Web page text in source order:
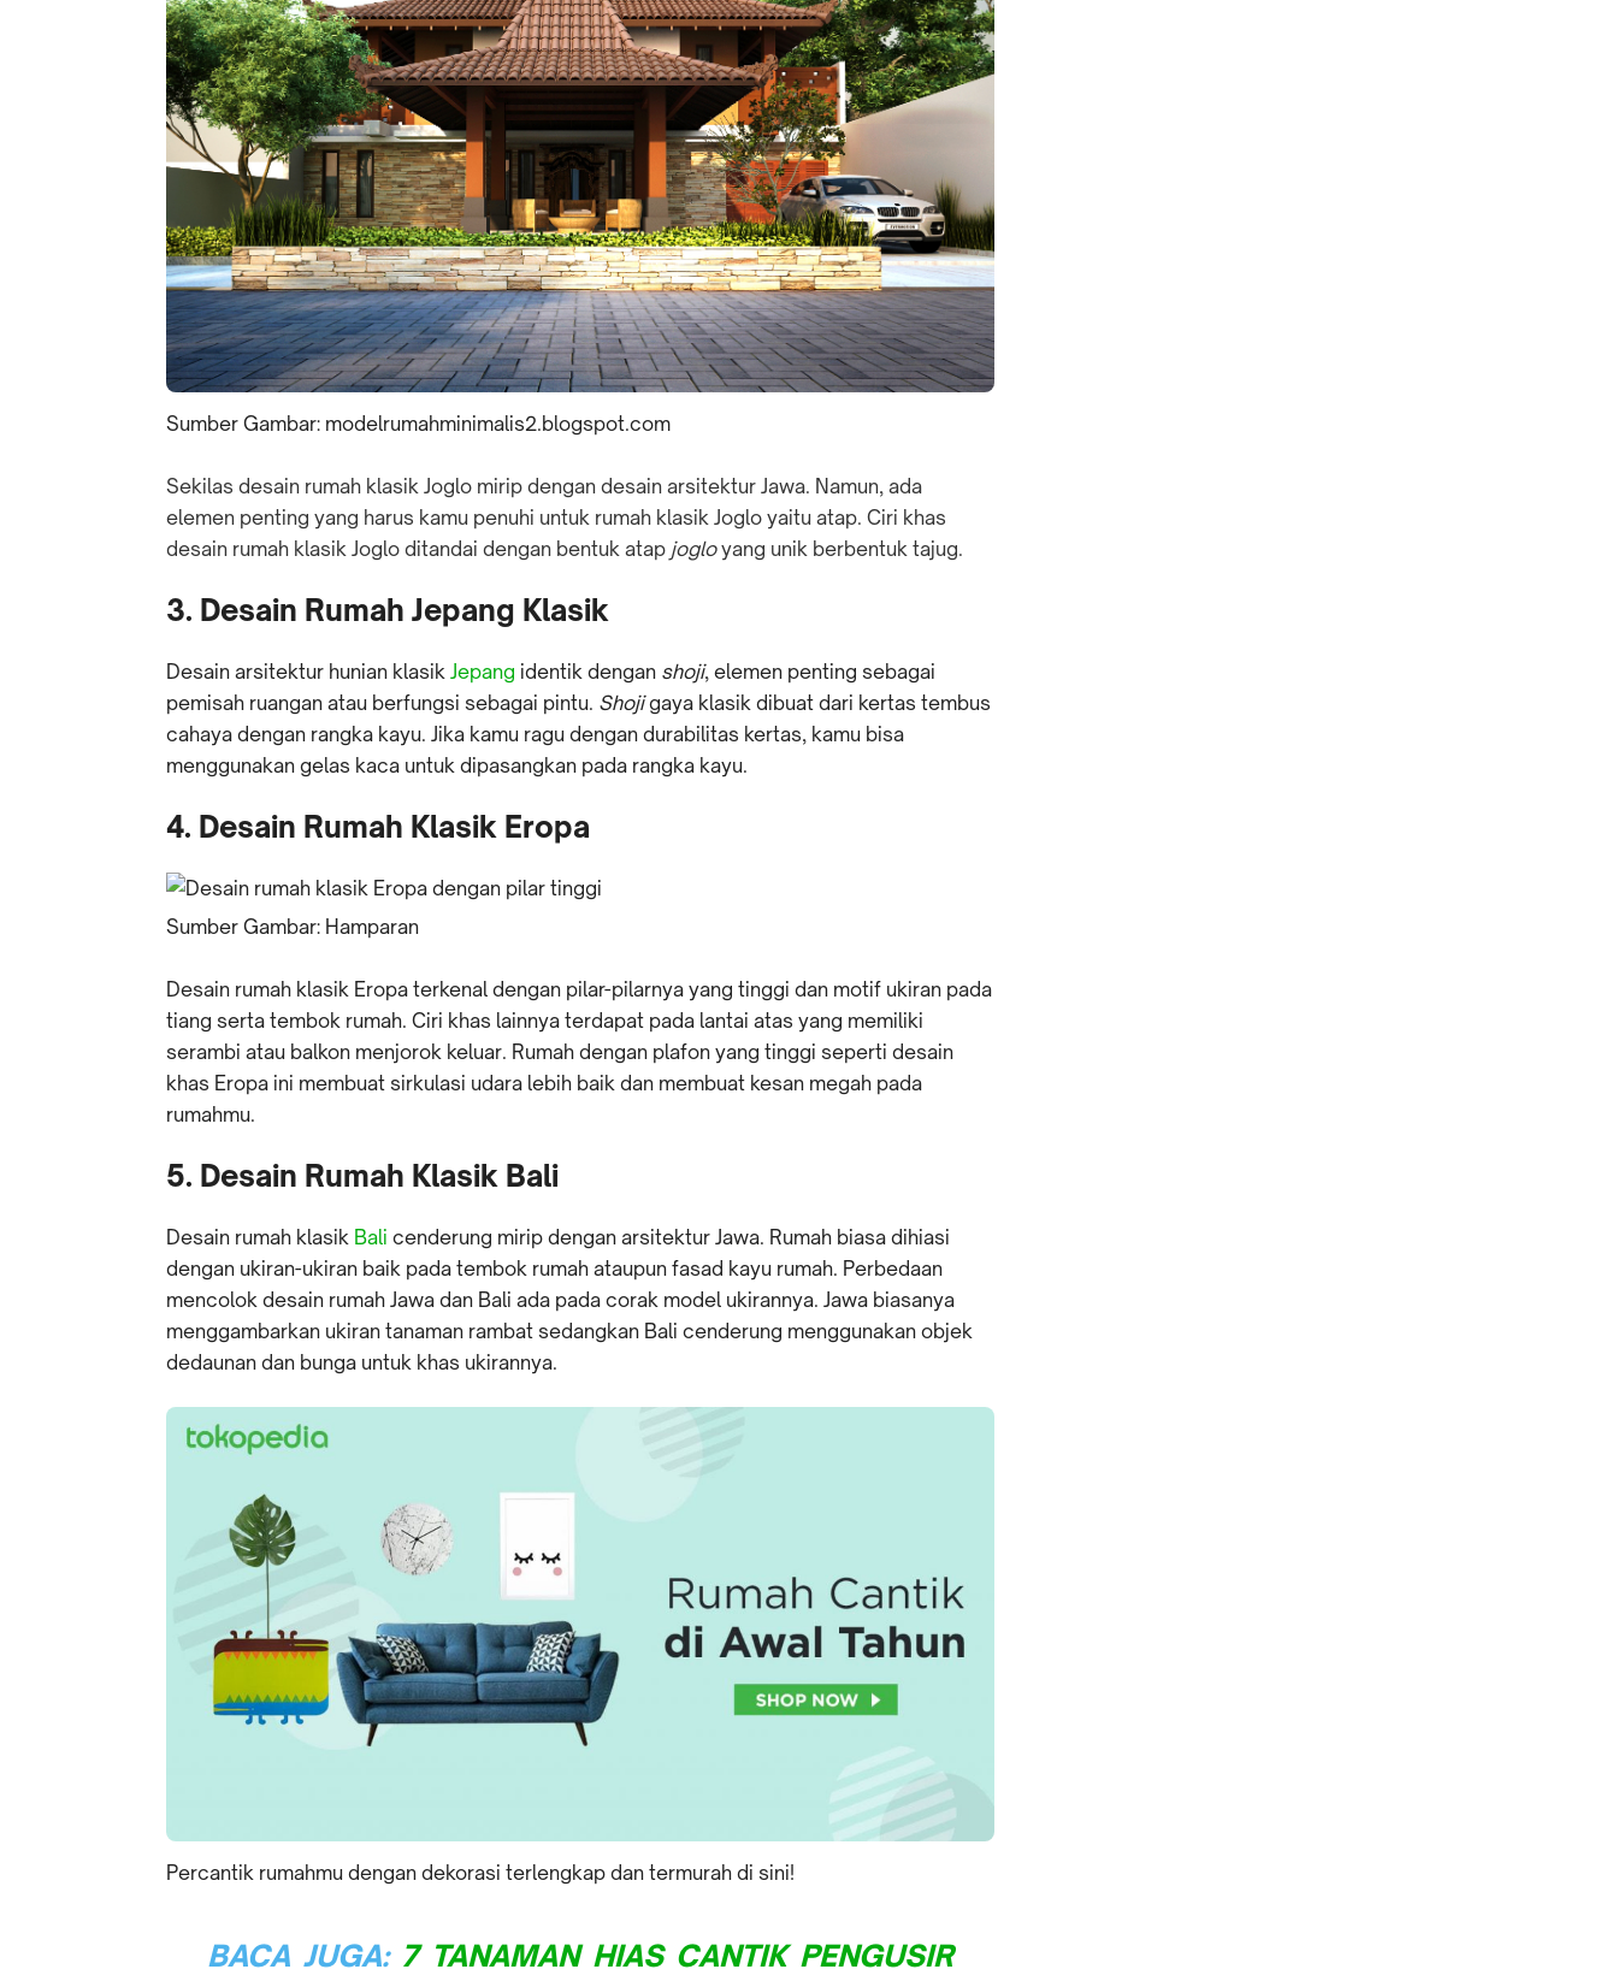
Sumber Gambar: modelrumahminimalis2.blogspot.com
Sekilas desain rumah klasik Joglo mirip dengan desain arsitektur Jawa. Namun, ada
elemen penting yang harus kamu penuhi untuk rumah klasik Joglo yaitu atap. Ciri khas
desain rumah klasik Joglo ditandai dengan bentuk atap jogloyang unik berbentuk tajug.
3. Desain Rumah Jepang Klasik
Desain arsitektur hunian klasik Jepang identik dengan shoji, elemen penting sebagai
pemisah ruangan atau berfungsi sebagai pintu. Shojigaya klasik dibuat dari kertas tembus
cahaya dengan rangka kayu. Jika kamu ragu dengan durabilitas kertas, kamu bisa
menggunakan gelas kaca untuk dipasangkan pada rangka kayu.
4. Desain Rumah Klasik Eropa
Sumber Gambar: Hamparan
Desain rumah klasik Eropa terkenal dengan pilar-pilarnya yang tinggi dan motif ukiran pada
tiang serta tembok rumah. Ciri khas lainnya terdapat pada lantai atas yang memiliki
serambi atau balkon menjorok keluar. Rumah dengan plafon yang tinggi seperti desain
khas Eropa ini membuat sirkulasi udara lebih baik dan membuat kesan megah pada
rumahmu.
5. Desain Rumah Klasik Bali
Desain rumah klasik Bali cenderung mirip dengan arsitektur Jawa. Rumah biasa dihiasi
dengan ukiran-ukiran baik pada tembok rumah ataupun fasad kayu rumah. Perbedaan
mencolok desain rumah Jawa dan Bali ada pada corak model ukirannya. Jawa biasanya
menggambarkan ukiran tanaman rambat sedangkan Bali cenderung menggunakan objek
dedaunan dan bunga untuk khas ukirannya.
Percantik rumahmu dengan dekorasi terlengkap dan termurah di sini!
BACA JUGA: 7 TANAMAN HIAS CANTIK PENGUSIR